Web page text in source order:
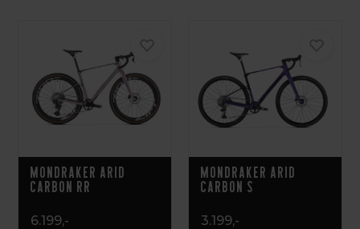
Mondraker Arid
Carbon RR
6.199,-
Mondraker Arid
Carbon S
3.199,-